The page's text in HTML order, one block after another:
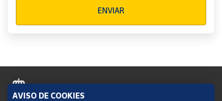
ENVIAR
AVISO DE COOKIES